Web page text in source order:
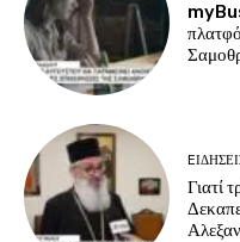
Γιατί